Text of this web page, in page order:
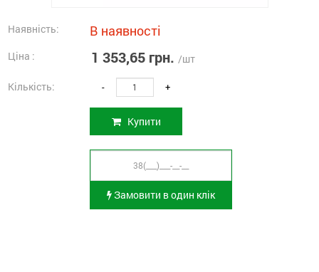
Наявність: В наявності
Ціна : 1 353,65 грн. /шт
Кількість: - +
Купити
Замовити в один клік